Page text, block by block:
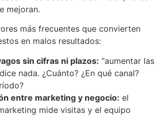
mejoran.
más frecuentes que convierten
en malos resultados:
sin cifras ni plazos: “aumentar las
nada. ¿Cuánto? ¿En qué canal?
entre marketing y negocio: el
mide visitas y el equipo